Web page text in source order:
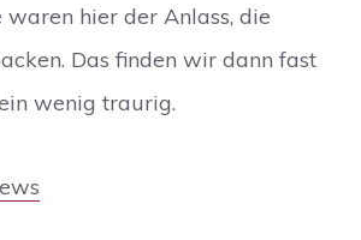
hier der Anlass, die
Das finden wir dann fast
wenig traurig.